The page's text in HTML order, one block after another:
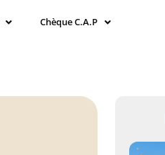
Chèque C.A.P